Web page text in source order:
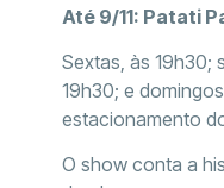
Até 9/11: Patati
Sextas, às 19h30;
19h30; e
estacionamento
O show conta a